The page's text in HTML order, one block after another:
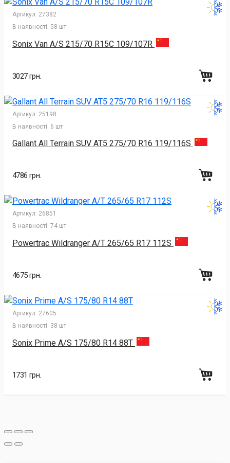
Артикул: 27382
В наявності: 58 шт
Sonix Van A/S 215/70 R15C 109/107R
3027 грн.
Артикул: 25198
В наявності: 6 шт
Gallant All Terrain SUV AT5 275/70 R16 119/116S
4786 грн.
Артикул: 26851
В наявності: 74 шт
Powertrac Wildranger A/T 265/65 R17 112S
4675 грн.
Артикул: 27605
В наявності: 38 шт
Sonix Prime A/S 175/80 R14 88T
1731 грн.